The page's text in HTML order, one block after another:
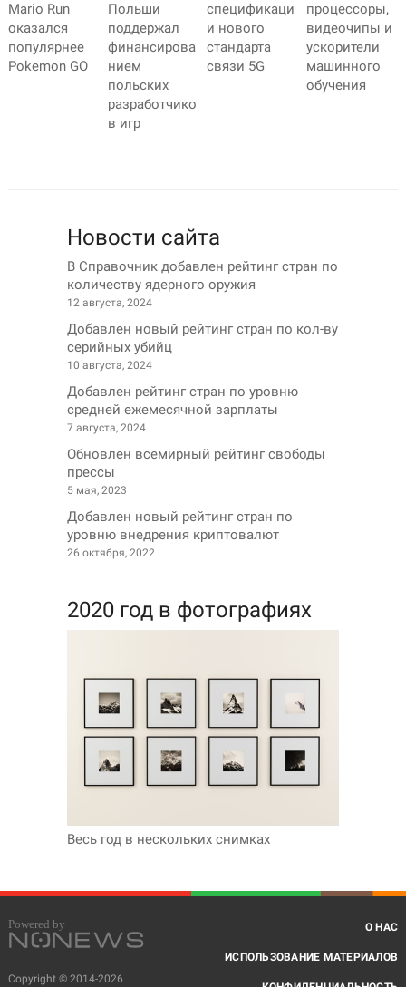
Mario Run
оказался
популярнее
Pokemon GO
Польши
поддержал
финансирова
нием
польских
разработчико
в игр
спецификаци
и нового
стандарта
связи 5G
процессоры,
видеочипы и
ускорители
машинного
обучения
Новости сайта
В Справочник добавлен рейтинг стран по
количеству ядерного оружия
12 августа, 2024
Добавлен новый рейтинг стран по кол-ву
серийных убийц
10 августа, 2024
Добавлен рейтинг стран по уровню
средней ежемесячной зарплаты
7 августа, 2024
Обновлен всемирный рейтинг свободы
прессы
5 мая, 2023
Добавлен новый рейтинг стран по
уровню внедрения криптовалют
26 октября, 2022
2020 год в фотографиях
Весь год в нескольких снимках
Copyright © 2014-2026
О НАС
ИСПОЛЬЗОВАНИЕ МАТЕРИАЛОВ